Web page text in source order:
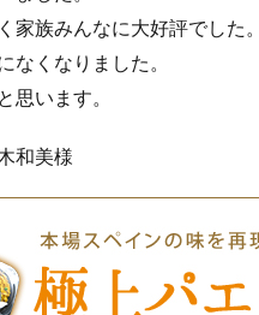
家族みんなに大好評でした
なくなりました。
思います。
和美様